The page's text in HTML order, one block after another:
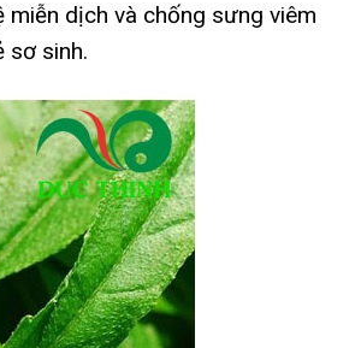
miễn dịch và chống sưng viêm
sơ sinh.